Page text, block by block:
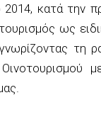
κατά την
ως
τη